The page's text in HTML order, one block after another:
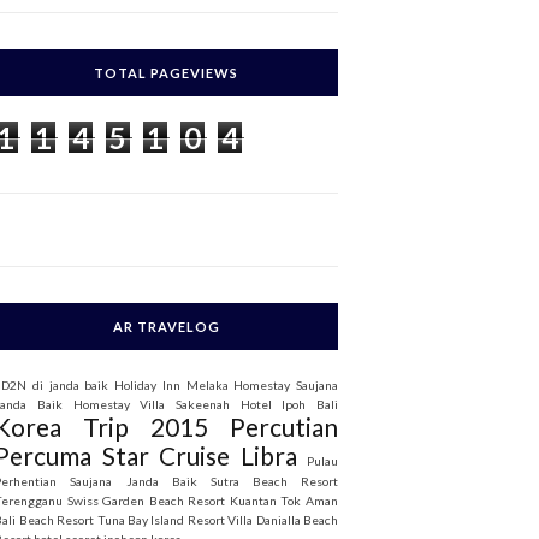
TOTAL PAGEVIEWS
1 4 5 1 0 4
AR TRAVELOG
di janda baik Holiday Inn Melaka Homestay Saujana
Baik
Homestay Villa Sakeenah Hotel Ipoh Bali
Trip 2015
Percutian
Star Cruise Libra
Pulau
Saujana Janda Baik
Sutra Beach Resort
Swiss Garden Beach Resort Kuantan Tok Aman
Beach Resort Tuna Bay Island Resort Villa Danialla Beach